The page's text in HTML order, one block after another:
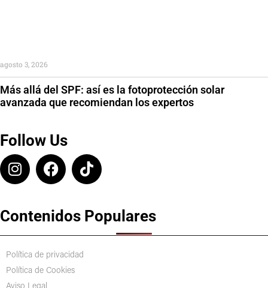
Más allá del SPF: así es la fotoprotección solar
avanzada que recomiendan los expertos
agosto 3, 2026
Follow Us
Contenidos Populares
Política de privacidad
Política de Cookies